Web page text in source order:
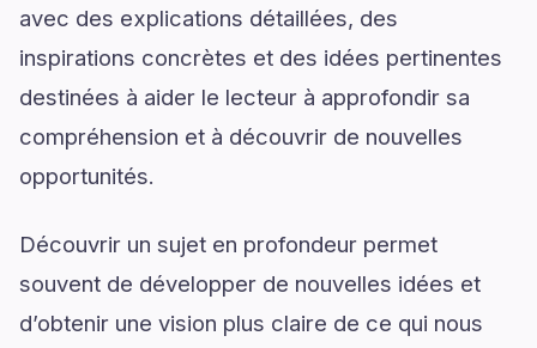
avec des explications détaillées, des
inspirations concrètes et des idées pertinentes
destinées à aider le lecteur à approfondir sa
compréhension et à découvrir de nouvelles
opportunités.
Découvrir un sujet en profondeur permet
souvent de développer de nouvelles idées et
d’obtenir une vision plus claire de ce qui nous